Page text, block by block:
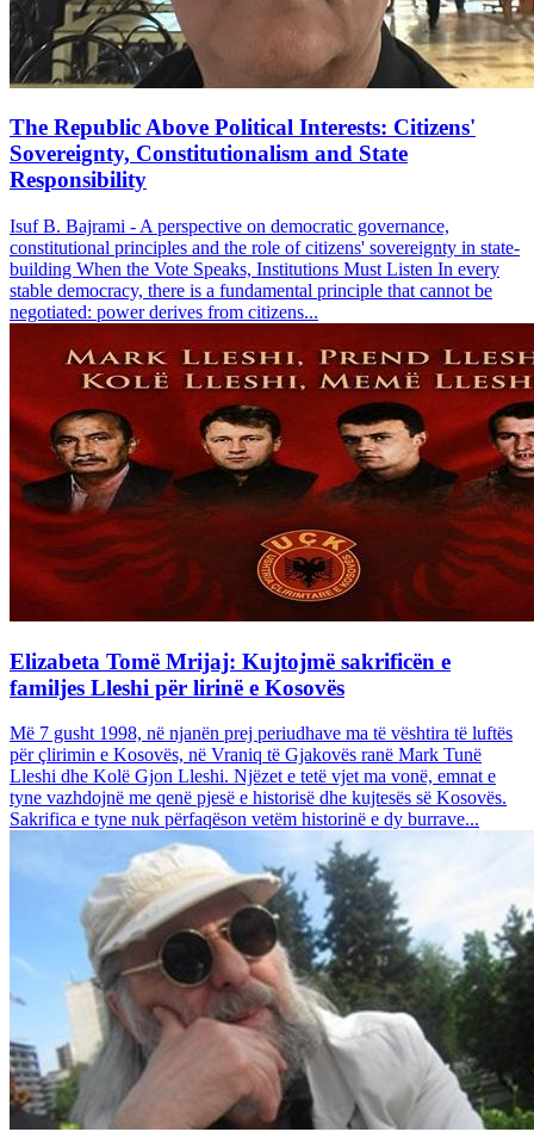
The Republic Above Political Interests: Citizens'
Sovereignty, Constitutionalism and State
Responsibility
Isuf B. Bajrami - A perspective on democratic governance,
constitutional principles and the role of citizens' sovereignty in state-
building When the Vote Speaks, Institutions Must Listen In every
stable democracy, there is a fundamental principle that cannot be
negotiated: power derives from citizens...
Elizabeta Tomë Mrijaj: Kujtojmë sakrificën e
familjes Lleshi për lirinë e Kosovës
Më 7 gusht 1998, në njanën prej periudhave ma të vështira të luftës
për çlirimin e Kosovës, në Vraniq të Gjakovës ranë Mark Tunë
Lleshi dhe Kolë Gjon Lleshi. Njëzet e tetë vjet ma vonë, emnat e
tyne vazhdojnë me qenë pjesë e historisë dhe kujtesës së Kosovës.
Sakrifica e tyne nuk përfaqëson vetëm historinë e dy burrave...